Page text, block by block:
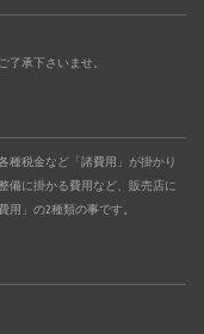
承下さいませ。
種税金など「諸費用」が掛かり
備に掛かる費用など、販売店に
」の2種類の事です。